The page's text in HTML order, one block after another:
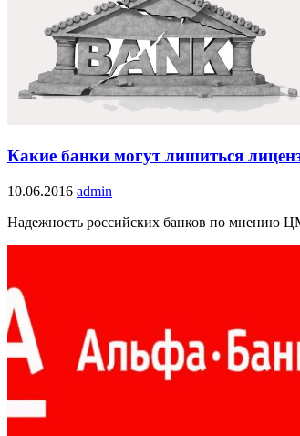
Какие банки могут лишиться
10.06.2016 admin
Надежность российских банков по мнению